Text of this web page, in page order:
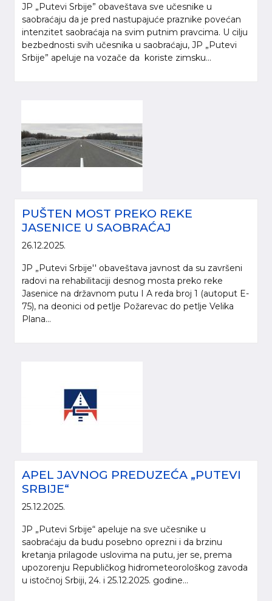
JP „Putevi Srbije” obaveštava sve učesnike u
saobraćaju da je pred nastupajuće praznike povećan
intenzitet saobraćaja na svim putnim pravcima. U cilju
bezbednosti svih učesnika u saobraćaju, JP „Putevi
Srbije” apeluje na vozače da koriste zimsku...
PUŠTEN MOST PREKO REKE
JASENICE U SAOBRAĆAJ
26.12.2025.
JP „Putevi Srbije'' obaveštava javnost da su završeni
radovi na rehabilitaciji desnog mosta preko reke
Jasenice na državnom putu I A reda broj 1 (autoput E-
75), na deonici od petlje Požarevac do petlje Velika
Plana...
APEL JAVNOG PREDUZEĆA „PUTEVI
SRBIJE“
25.12.2025.
JP „Putevi Srbije“ apeluje na sve učesnike u
saobraćaju da budu posebno oprezni i da brzinu
kretanja prilagode uslovima na putu, jer se, prema
upozorenju Republičkog hidrometeorološkog zavoda
u istočnoj Srbiji, 24. i 25.12.2025. godine...